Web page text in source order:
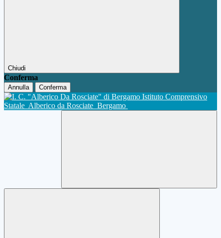
Chiudi
Conferma
Annulla Conferma
Istituto Comprensivo
Statale Alberico da Rosciate Bergamo